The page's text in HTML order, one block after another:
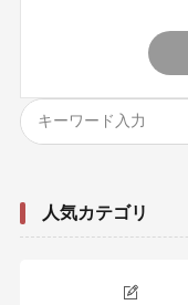
人気カテゴリ